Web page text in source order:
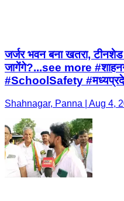
जर्जर भवन बना खतरा,
जागेंगे?...see more
#SchoolSafety
Shahnagar, Panna | Aug 4,